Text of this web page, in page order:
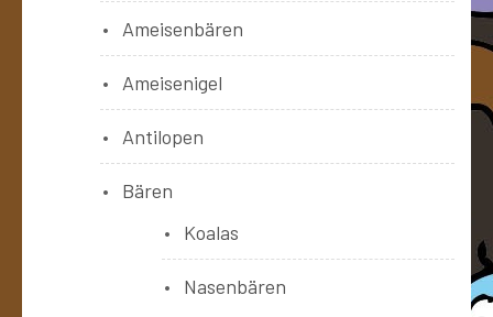
Ameisenbären
Ameisenigel
Antilopen
Bären
Koalas
Nasenbären